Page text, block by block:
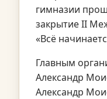
гимназии
закрытие II
«Всё
Главным
Александр
Александр